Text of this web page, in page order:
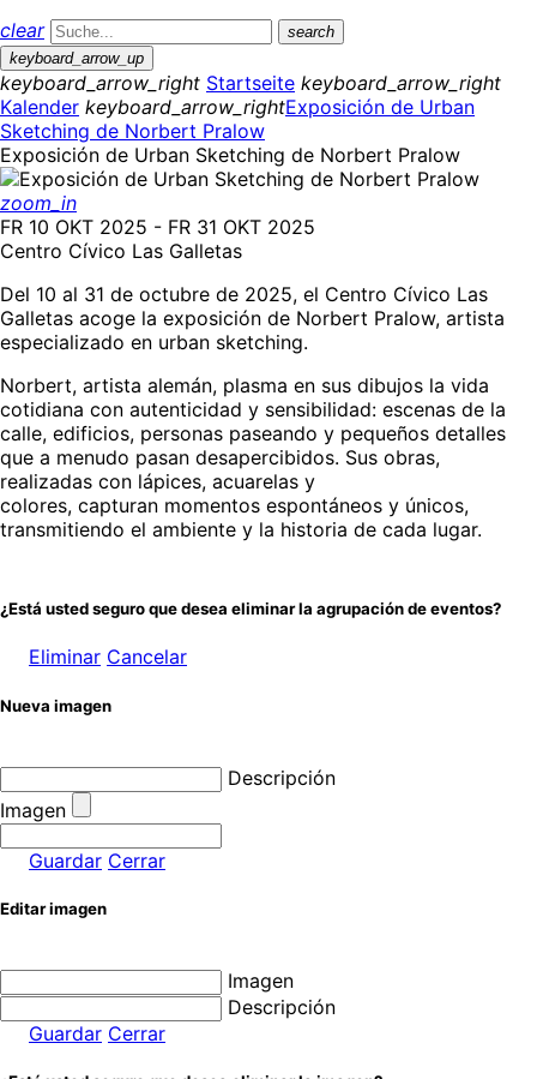
clear
search
keyboard_arrow_up
keyboard_arrow_right Startseite keyboard_arrow_right
Kalender keyboard_arrow_rightExposición de Urban
Sketching de Norbert Pralow
Exposición de Urban Sketching de Norbert Pralow
zoom_in
FR 10 OKT 2025 - FR 31 OKT 2025
Centro Cívico Las Galletas
Del 10 al 31 de octubre de 2025, el Centro Cívico Las
Galletas acoge la exposición de Norbert Pralow, artista
especializado en urban sketching.
Norbert, artista alemán, plasma en sus dibujos la vida
cotidiana con autenticidad y sensibilidad: escenas de la
calle, edificios, personas paseando y pequeños detalles
que a menudo pasan desapercibidos. Sus obras,
realizadas con lápices, acuarelas y
colores, capturan momentos espontáneos y únicos,
transmitiendo el ambiente y la historia de cada lugar.
¿Está usted seguro que desea eliminar la agrupación de eventos?
Eliminar Cancelar
Nueva imagen
Descripción
Imagen
Guardar Cerrar
Editar imagen
Imagen
Descripción
Guardar Cerrar